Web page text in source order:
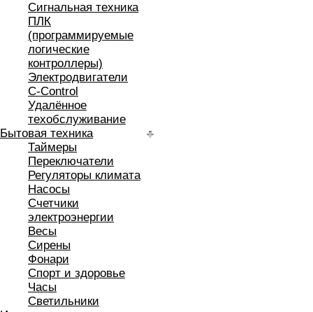
Сигнальная техника
ПЛК
(программируемые
логические
контроллеры)
Электродвигатели
C-Control
Удалённое
техобслуживание
Бытовая техника
Таймеры
Переключатели
Регуляторы климата
Насосы
Счетчики
электроэнергии
Весы
Сирены
Фонари
Спорт и здоровье
Часы
Светильники